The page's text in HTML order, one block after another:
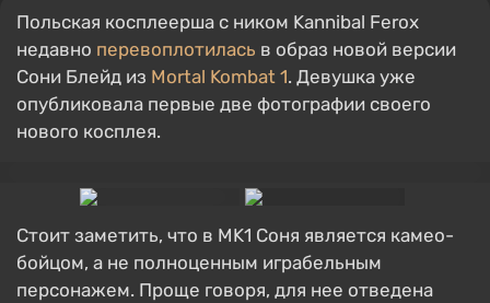
Польская косплеерша с ником Kannibal Ferox
недавно перевоплотилась в образ новой версии
Сони Блейд из Mortal Kombat 1. Девушка уже
опубликовала первые две фотографии своего
нового косплея.
Стоит заметить, что в MK1 Соня является камео-
бойцом, а не полноценным играбельным
персонажем. Проще говоря, для нее отведена